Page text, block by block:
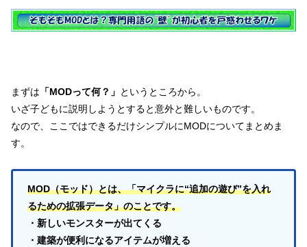
まずは 「MODって何？」 というところから。
いざ子どもに説明しようとすると意外と難しいものです。
なので、ここではできるだけシンプルにMODについてまとめま
す。
MOD（モッド）とは、「マイクラに“追加の遊び”を入れ
るための拡張データ」のことです。
・新しいモンスターが出てくる
・建築が便利になるアイテムが増える